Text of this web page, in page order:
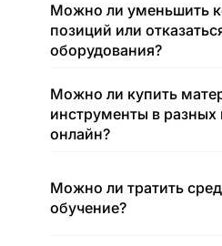
Можно ли уменьшить
позиций или
оборудования?
Можно ли купить
инструменты в разных
онлайн?
Можно ли тратить
обучение?